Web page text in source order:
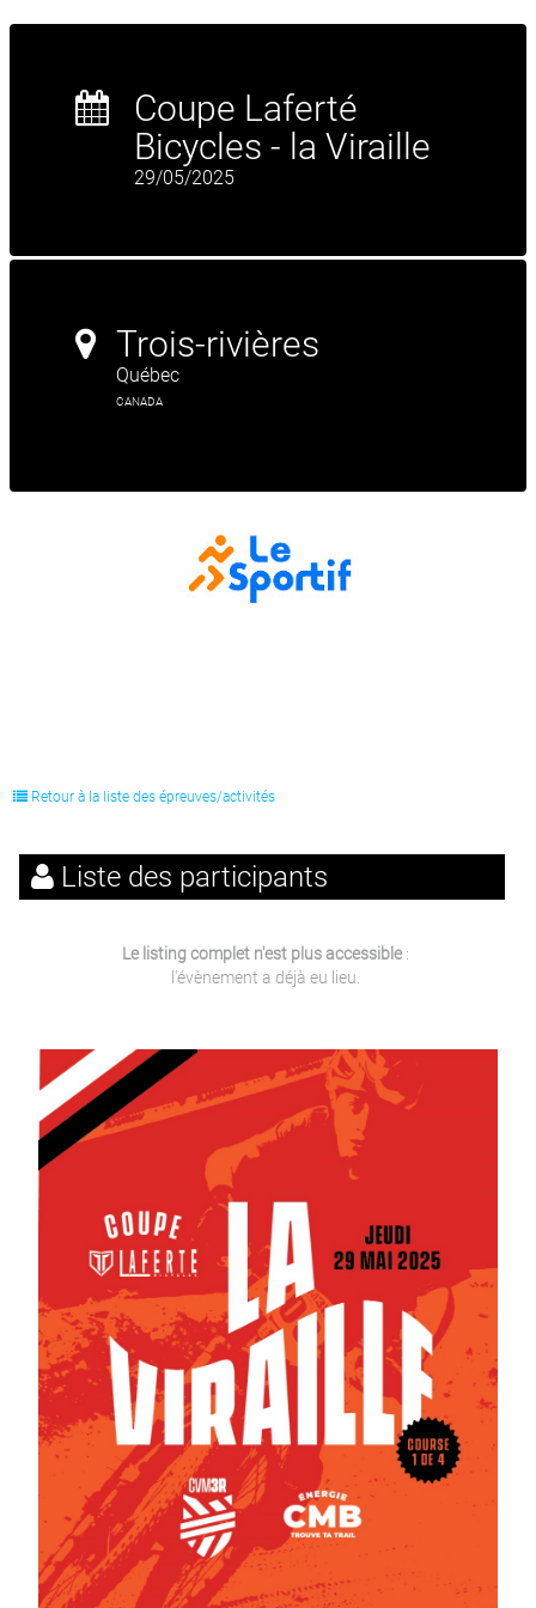
Coupe Laferté
Bicycles - la Viraille
29/05/2025
Trois-rivières
Québec
CANADA
Retour à la liste des épreuves/activités
Liste des participants
Le listing complet n'est plus accessible:
l'évènement a déjà eu lieu.